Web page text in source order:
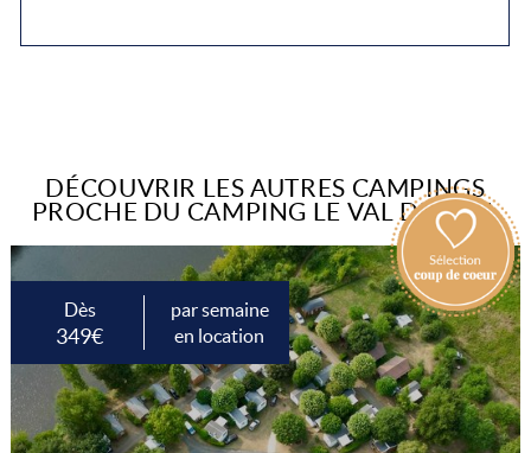
DÉCOUVRIR LES AUTRES CAMPINGS
PROCHE DU CAMPING LE VAL D’USSEL
Dès
349€
par semaine
en location